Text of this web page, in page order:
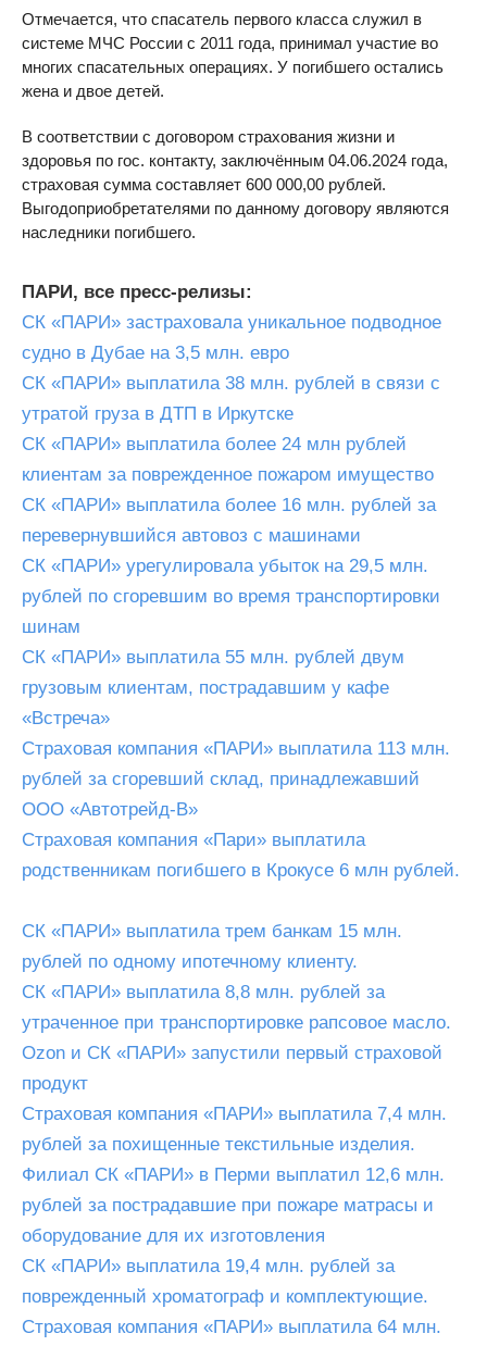
Отмечается, что спасатель первого класса служил в
системе МЧС России с 2011 года, принимал участие во
многих спасательных операциях. У погибшего остались
жена и двое детей.
В соответствии с договором страхования жизни и
здоровья по гос. контакту, заключённым 04.06.2024 года,
страховая сумма составляет 600 000,00 рублей.
Выгодоприобретателями по данному договору являются
наследники погибшего.
ПАРИ, все пресс-релизы:
СК «ПАРИ» застраховала уникальное подводное
судно в Дубае на 3,5 млн. евро
СК «ПАРИ» выплатила 38 млн. рублей в связи с
утратой груза в ДТП в Иркутске
СК «ПАРИ» выплатила более 24 млн рублей
клиентам за поврежденное пожаром имущество
СК «ПАРИ» выплатила более 16 млн. рублей за
перевернувшийся автовоз с машинами
СК «ПАРИ» урегулировала убыток на 29,5 млн.
рублей по сгоревшим во время транспортировки
шинам
СК «ПАРИ» выплатила 55 млн. рублей двум
грузовым клиентам, пострадавшим у кафе
«Встреча»
Страховая компания «ПАРИ» выплатила 113 млн.
рублей за сгоревший склад, принадлежавший
ООО «Автотрейд-В»
Страховая компания «Пари» выплатила
родственникам погибшего в Крокусе 6 млн рублей.
СК «ПАРИ» выплатила трем банкам 15 млн.
рублей по одному ипотечному клиенту.
СК «ПАРИ» выплатила 8,8 млн. рублей за
утраченное при транспортировке рапсовое масло.
Ozon и СК «ПАРИ» запустили первый страховой
продукт
Страховая компания «ПАРИ» выплатила 7,4 млн.
рублей за похищенные текстильные изделия.
Филиал СК «ПАРИ» в Перми выплатил 12,6 млн.
рублей за пострадавшие при пожаре матрасы и
оборудование для их изготовления
СК «ПАРИ» выплатила 19,4 млн. рублей за
поврежденный хроматограф и комплектующие.
Страховая компания «ПАРИ» выплатила 64 млн.